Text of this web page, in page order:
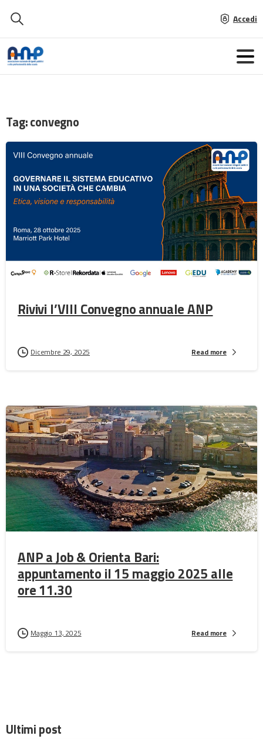
Accedi
Tag:convegno
Rivivi l’VIII Convegno annuale ANP
Dicembre 29, 2025 Read more
ANP a Job & Orienta Bari:
appuntamento il 15 maggio 2025 alle
ore 11.30
Maggio 13, 2025 Read more
Ultimi post